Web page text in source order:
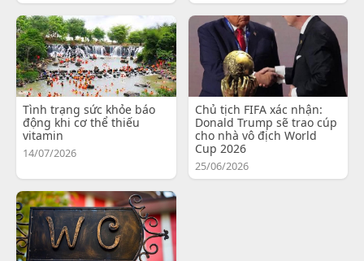
Tình trạng sức khỏe báo
động khi cơ thể thiếu
vitamin
14/07/2026
Chủ tịch FIFA xác nhận:
Donald Trump sẽ trao cúp
cho nhà vô địch World
Cup 2026
25/06/2026